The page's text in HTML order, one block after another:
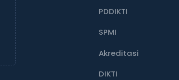
PDDIKTI
SPMI
Akreditasi
DIKTI